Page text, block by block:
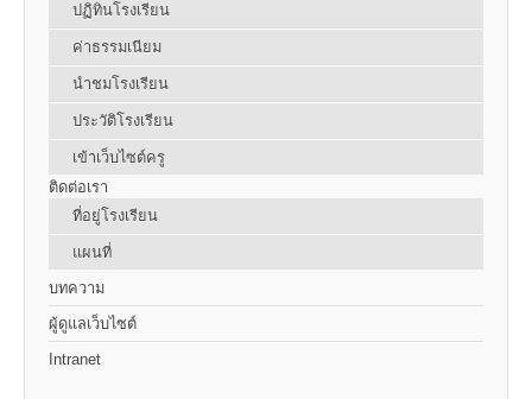
ปฏิทินโรงเรียน
ค่าธรรมเนียม
นำชมโรงเรียน
ประวัติโรงเรียน
เข้าเว็บไซต์ครู
ติดต่อเรา
ที่อยู่โรงเรียน
แผนที่
บทความ
ผู้ดูแลเว็บไซต์
Intranet